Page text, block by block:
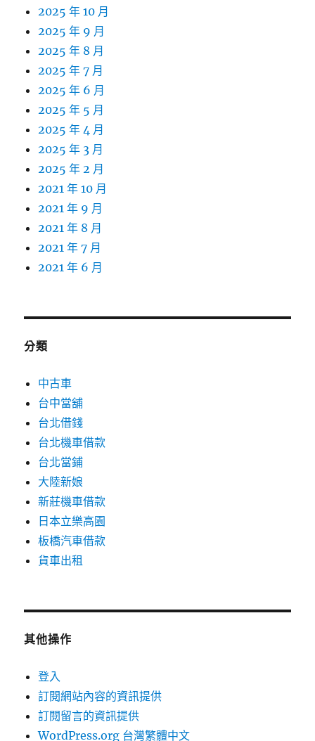
2025 年 10 月
2025 年 9 月
2025 年 8 月
2025 年 7 月
2025 年 6 月
2025 年 5 月
2025 年 4 月
2025 年 3 月
2025 年 2 月
2021 年 10 月
2021 年 9 月
2021 年 8 月
2021 年 7 月
2021 年 6 月
分類
中古車
台中當舖
台北借錢
台北機車借款
台北當鋪
大陸新娘
新莊機車借款
日本立樂高園
板橋汽車借款
貨車出租
其他操作
登入
訂閱網站內容的資訊提供
訂閱留言的資訊提供
WordPress.org 台灣繁體中文